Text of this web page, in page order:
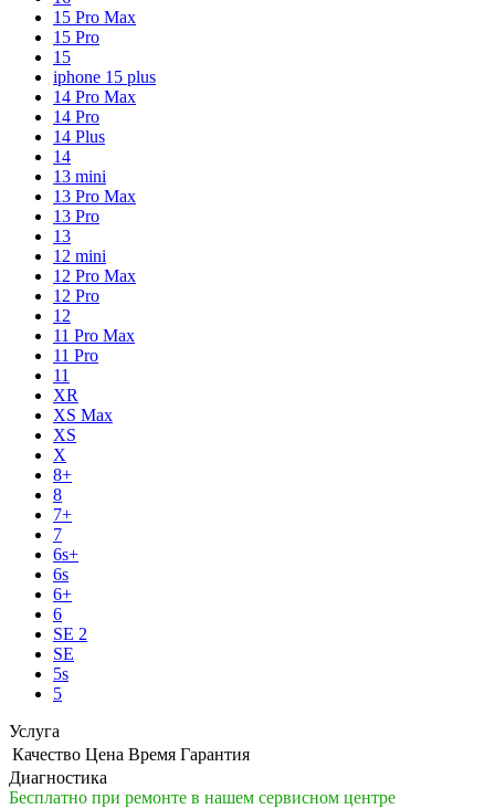
15 Pro Max
15 Pro
15
iphone 15 plus
14 Pro Max
14 Pro
14 Plus
14
13 mini
13 Pro Max
13 Pro
13
12 mini
12 Pro Max
12 Pro
12
11 Pro Max
11 Pro
11
XR
XS Max
XS
X
8+
8
7+
7
6s+
6s
6+
6
SE 2
SE
5s
5
Услуга
Качество Цена Время Гарантия
Диагностика
Бесплатно при ремонте в нашем сервисном центре